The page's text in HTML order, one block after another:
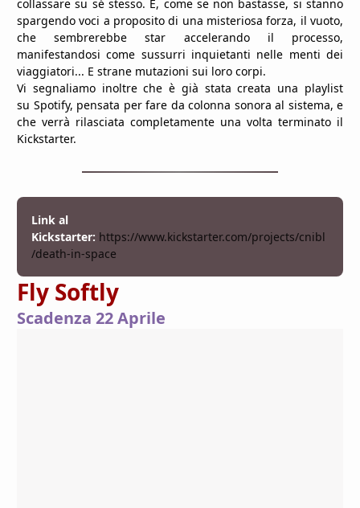
collassare su sé stesso. E, come se non bastasse, si stanno
spargendo voci a proposito di una misteriosa forza, il vuoto,
che sembrerebbe star accelerando il processo,
manifestandosi come sussurri inquietanti nelle menti dei
viaggiatori... E strane mutazioni sui loro corpi.
Vi segnaliamo inoltre che è già stata creata una playlist
su Spotify, pensata per fare da colonna sonora al sistema, e
che verrà rilasciata completamente una volta terminato il
Kickstarter.
Link al
Kickstarter: https://www.kickstarter.com/projects/cnibl
/death-in-space
Fly Softly
Scadenza 22 Aprile